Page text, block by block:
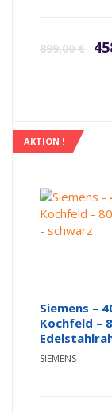
899,00€
inkl. Versandkosten
AKTION !
Siemens –
Kochfeld –
SIEMENS